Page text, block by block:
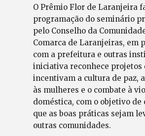
O Prêmio Flor de Laranjeira
programação do seminário
pelo Conselho da
Comarca de Laranjeiras, em
com a prefeitura e outras
iniciativa reconhece projetos
incentivam a cultura de paz,
às mulheres e o combate à
doméstica, com o objetivo
que as boas práticas sejam
outras comunidades.